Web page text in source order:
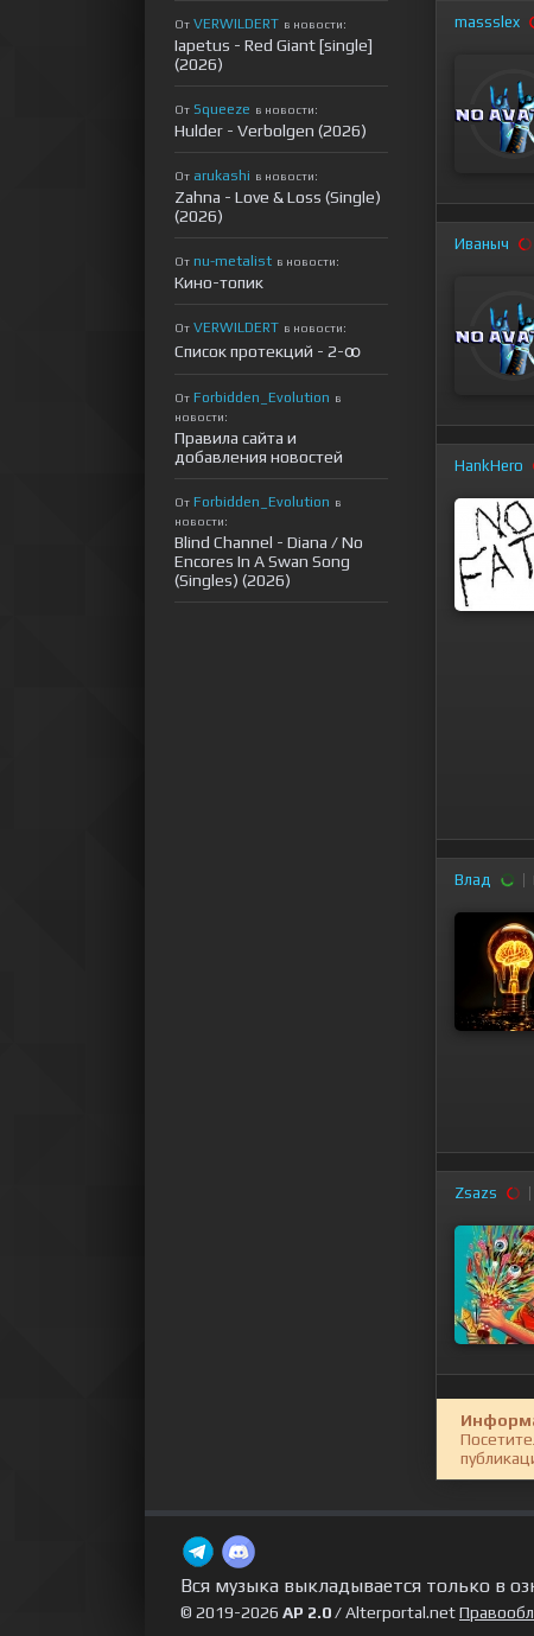
massslex
Иваныч
HankHero
Влад
Zsazs
От VERWILDERT в новости:
Iapetus - Red Giant [single]
(2026)
От Squeeze в новости:
Hulder - Verbolgen (2026)
От arukashi в новости:
Zahna - Love & Loss (Single)
(2026)
От nu-metalist в новости:
Кино-топик
От VERWILDERT в новости:
Список протекций - 2-ꝏ
От Forbidden_Evolution в
новости:
Правила сайта и
добавления новостей
От Forbidden_Evolution в
новости:
Blind Channel - Diana / No
Encores In A Swan Song
(Singles) (2026)
Вся музыка выкладывается только в
© 2019-2026 AP 2.0/ Alterportal.net